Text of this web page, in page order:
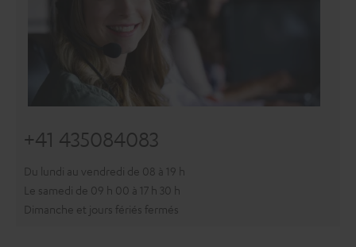
+41 435084083
Du lundi au vendredi de 08 à 19 h
Le samedi de 09 h 00 à 17 h 30 h
Dimanche et jours fériés fermés